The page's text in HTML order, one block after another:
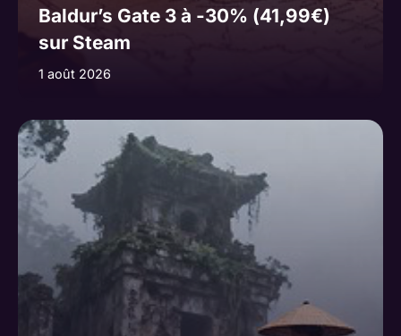
Baldur’s Gate 3 à -30% (41,99€)
sur Steam
1 août 2026